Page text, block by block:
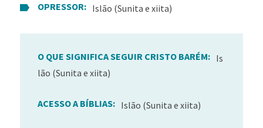
OPRESSOR: Islão (Sunita e xiita)
O QUE SIGNIFICA SEGUIR CRISTO BARÉM: Is
lão (Sunita e xiita)
ACESSO A BÍBLIAS: Islão (Sunita e xiita)